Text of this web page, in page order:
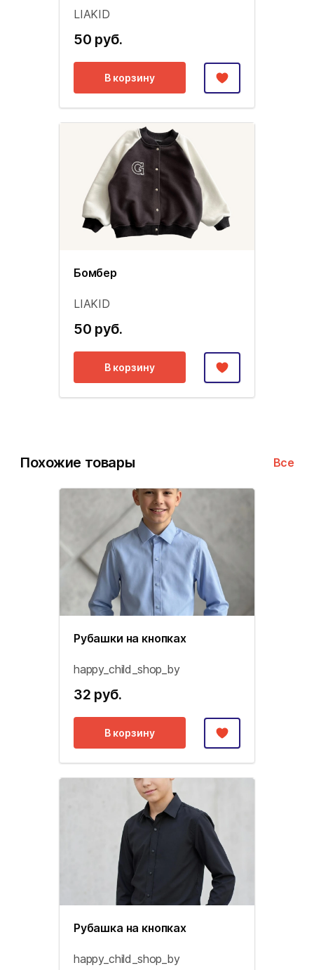
LIAKID
50 руб.
В корзину
Бомбер
LIAKID
50 руб.
В корзину
Похожие товары Все
Рубашки на кнопках
happy_child_shop_by
32 руб.
В корзину
Рубашка на кнопках
happy_child_shop_by